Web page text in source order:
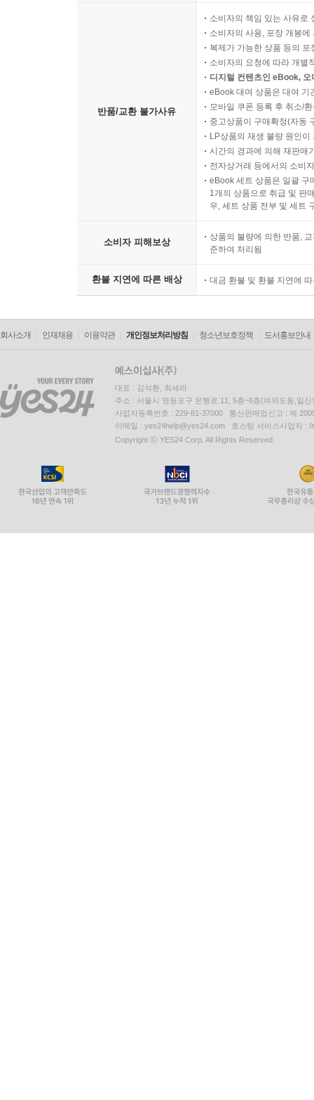
반품/교환 불가사유
소비자의 책임 있는 사유로
소비자의 사용, 포장 개봉
복제가 가능한 상품 등의
소비자의 요청에 따라 개별
디지털 컨텐츠인 eBook,
eBook 대여 상품은 대여 기
모바일 쿠폰 등록 후 취소/
중고상품이 구매확정(자동
LP상품의 재생 불량 원인
시간의 경과에 의해 재판매
전자상거래 등에서의 소비
eBook 세트 상품은 일괄 구
1개의 상품으로 취급 및 판
우, 세트 상품 전부 및 세트
소비자 피해보상
상품의 불량에 의한 반품,
준하여 처리됨
환불 지연에 따른 배상 대금 환불 및 환불 지연에
회사소개 인재채용 이용약관 개인정보처리방침 청소년보호정책 도서홍보안내
대표 : 김석환, 최세라
주소 : 서울시 영등포구 은행로 11, 5층~6층(여의도동,일신
사업자등록번호 : 229-81-37000 통신판매업신고 : 제
이메일 : yes24help@yes24.com 호스팅 서비스사업자 :
Copyright ⓒ YES24 Corp. All Rights Reserved.